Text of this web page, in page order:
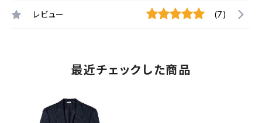
レビュー (7)
最近チェックした商品